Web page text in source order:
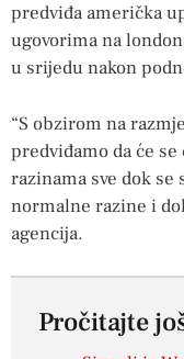
predviđa američka
ugovorima na
u srijedu nakon
“S obzirom na
predviđamo da će
razinama sve dok se
normalne razine i
agencija.
Pročitajte